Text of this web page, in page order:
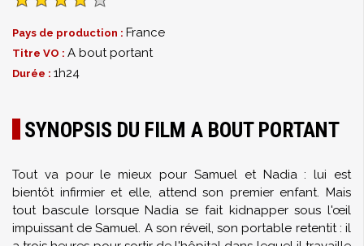
Pays de production : France
Titre VO : A bout portant
Durée : 1h24
SYNOPSIS DU FILM A BOUT PORTANT
Tout va pour le mieux pour Samuel et Nadia : lui est
bientôt infirmier et elle, attend son premier enfant. Mais
tout bascule lorsque Nadia se fait kidnapper sous l'œil
impuissant de Samuel. A son réveil, son portable retentit : il